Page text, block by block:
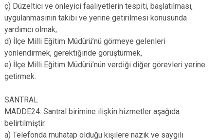
ç) Düzeltici ve önleyici faaliyetlerin tespiti, başlatılması,
uygulanmasının takibi ve yerine getirilmesi konusunda
yardımcı olmak,
d) İlçe Milli Eğitim Müdürü’nü görmeye gelenleri
yönlendirmek, gerektiğinde görüştürmek,
e) İlçe Milli Eğitim Müdürü’nün verdiği diğer görevleri yerine
getirmek.
SANTRAL
MADDE24: Santral birimine ilişkin hizmetler aşağıda
belirtilmiştir.
a) Telefonda muhatap olduğu kişilere nazik ve saygılı